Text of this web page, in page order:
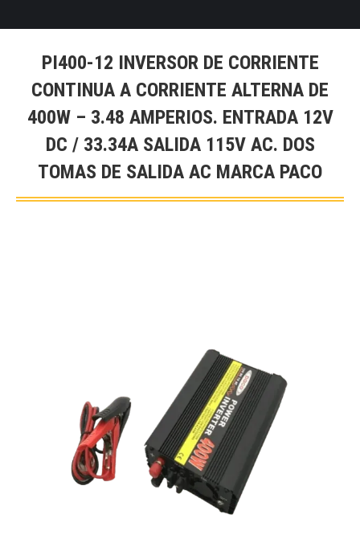
PI400-12 INVERSOR DE CORRIENTE
CONTINUA A CORRIENTE ALTERNA DE
400W – 3.48 AMPERIOS. ENTRADA 12V
DC / 33.34A SALIDA 115V AC. DOS
TOMAS DE SALIDA AC MARCA PACO